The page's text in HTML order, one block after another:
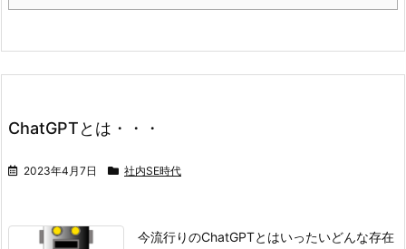
ChatGPTとは・・・
2023年4月7日 社内SE時代
今流行りのChatGPTとはいったいどんな存在